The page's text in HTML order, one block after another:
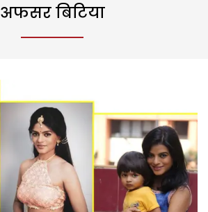
अफसर बिटिया